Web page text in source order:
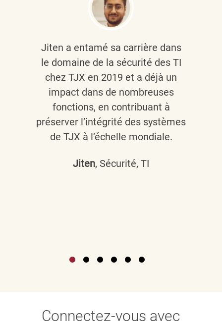
Jiten a entamé sa carrière dans
le domaine de la sécurité des TI
chez TJX en 2019 et a déjà un
impact dans de nombreuses
fonctions, en contribuant à
préserver l’intégrité des systèmes
de TJX à l’échelle mondiale.
Jiten, Sécurité, TI
Connectez-vous avec